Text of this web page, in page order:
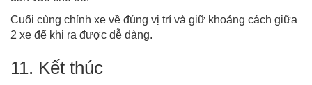
Cuối cùng chỉnh xe về đúng vị trí và giữ khoảng cách giữa
2 xe để khi ra được dễ dàng.
11. Kết thúc